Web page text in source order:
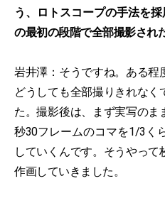
う、ロトスコープの手法を
の最初の段階で全部撮影され
岩井澤：そうですね。ある程
どうしても全部撮りきれな
た。撮影後は、まず実写の
秒30フレームのコマを1/3く
していくんです。そうやっ
作画していきました。